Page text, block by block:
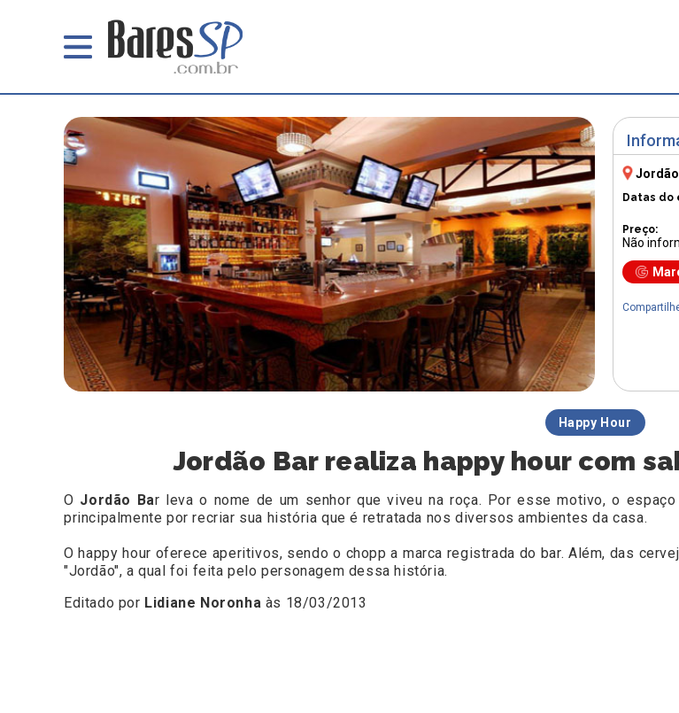
Datas do
Preço:
Não
Happy Hour
Jordão Bar realiza happy hour com
O Jordão Bar leva o nome de um senhor que viveu na roça. Por esse motivo, o
principalmente por recriar sua história que é retratada nos diversos ambientes da casa.
O happy hour oferece aperitivos, sendo o chopp a marca registrada do bar. Além, das
"Jordão", a qual foi feita pelo personagem dessa história.
Editado por Lidiane Noronha às 18/03/2013